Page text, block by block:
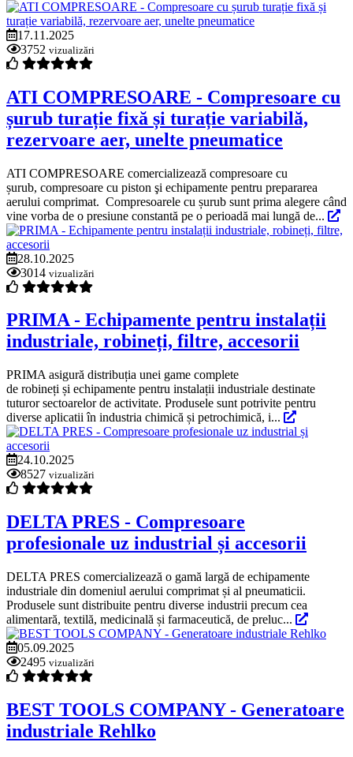
17.11.2025
3752 vizualizări
ATI COMPRESOARE - Compresoare cu
șurub turație fixă și turație variabilă,
rezervoare aer, unelte pneumatice
ATI COMPRESOARE comercializează compresoare cu
șurub, compresoare cu piston şi echipamente pentru prepararea
aerului comprimat. Compresoarele cu șurub sunt prima alegere când
vine vorba de o presiune constantă pe o perioadă mai lungă de...
28.10.2025
3014 vizualizări
PRIMA - Echipamente pentru instalații
industriale, robineți, filtre, accesorii
PRIMA asigură distribuția unei game complete
de robineți și echipamente pentru instalații industriale destinate
tuturor sectoarelor de activitate. Produsele sunt potrivite pentru
diverse aplicatii în industria chimică și petrochimică, i...
24.10.2025
8527 vizualizări
DELTA PRES - Compresoare
profesionale uz industrial și accesorii
DELTA PRES comercializează o gamă largă de echipamente
industriale din domeniul aerului comprimat și al pneumaticii.
Produsele sunt distribuite pentru diverse industrii precum cea
alimentară, textilă, medicinală și farmaceutică, de preluc...
05.09.2025
2495 vizualizări
BEST TOOLS COMPANY - Generatoare
industriale Rehlko